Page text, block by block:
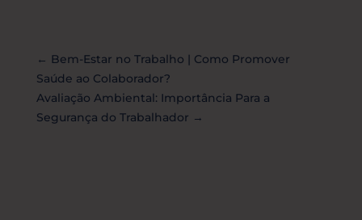
← Bem-Estar no Trabalho | Como Promover
Saúde ao Colaborador?
Avaliação Ambiental: Importância Para a
Segurança do Trabalhador →